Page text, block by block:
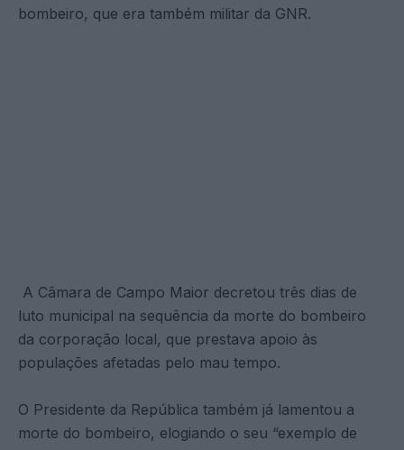
bombeiro, que era também militar da GNR.
A Câmara de Campo Maior decretou três dias de
luto municipal na sequência da morte do bombeiro
da corporação local, que prestava apoio às
populações afetadas pelo mau tempo.
O Presidente da República também já lamentou a
morte do bombeiro, elogiando o seu “exemplo de